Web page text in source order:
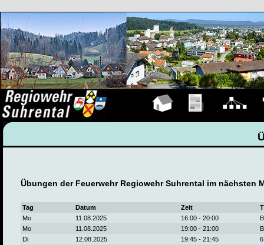
Übungen der Feuerwehr Regiowehr Suhrental im nächsten
Tag Datum Zeit
Mo
11.08.2025 16:00 - 20:00
Mo
11.08.2025 19:00 - 21:00
Di
12.08.2025 19:45 - 21:45